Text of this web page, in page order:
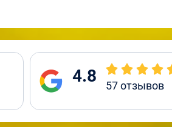
4.8 57отзывов